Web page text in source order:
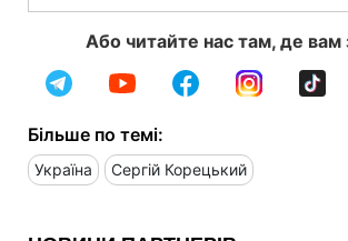
Або читайте нас там, де вам
Більше по темі:
Україна Сергій Корецький